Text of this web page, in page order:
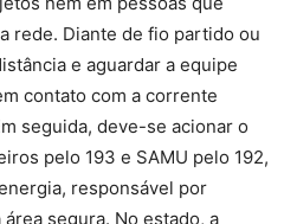
rede. Diante de fio partido ou
e aguardar a equipe
contato com a corrente
seguida, deve-se acionar o
pelo 193 e SAMU pelo 192,
responsável por
segura. No estado, a